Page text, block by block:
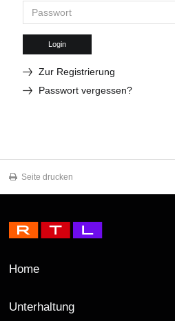
Login
Zur Registrierung
Passwort vergessen?
Seite drucken
Home
Unterhaltung